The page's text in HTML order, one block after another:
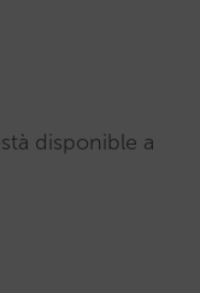
disponible a